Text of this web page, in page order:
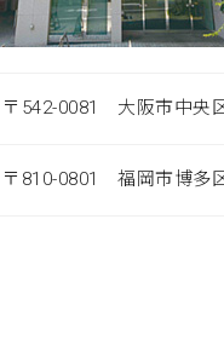
〒542-0081 大阪市中央
〒810-0801 福岡市博多